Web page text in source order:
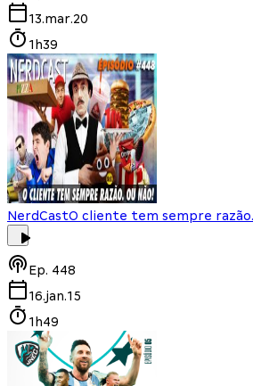
13.mar.20
1h39
NerdCastO cliente tem sempre razão.
Ep. 448
16.jan.15
1h49